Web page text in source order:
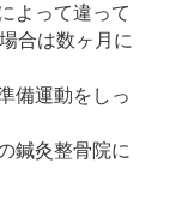
よって違って
合は数ヶ月に
備運動をしっ
鍼灸整骨院に